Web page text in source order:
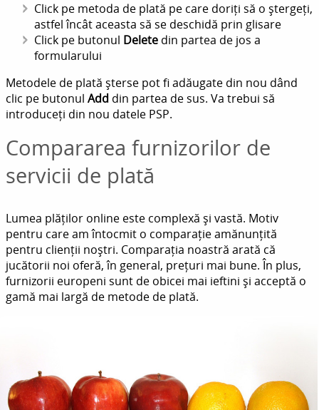
Click pe metoda de plată pe care doriți să o ștergeți,
astfel încât aceasta să se deschidă prin glisare
Click pe butonul Delete din partea de jos a
formularului
Metodele de plată șterse pot fi adăugate din nou dând
clic pe butonul Add din partea de sus. Va trebui să
introduceți din nou datele PSP.
Compararea furnizorilor de
servicii de plată
Lumea plăților online este complexă și vastă. Motiv
pentru care am întocmit o comparație amănunțită
pentru clienții noștri. Comparația noastră arată că
jucătorii noi oferă, în general, prețuri mai bune. În plus,
furnizorii europeni sunt de obicei mai ieftini și acceptă o
gamă mai largă de metode de plată.